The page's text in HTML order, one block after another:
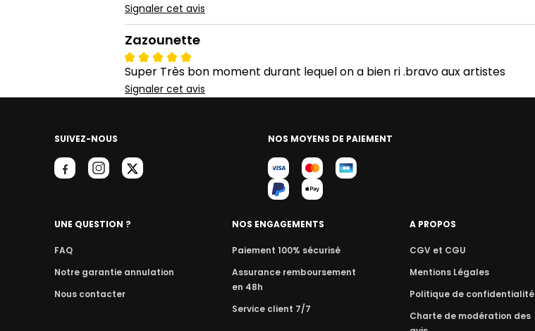
Signaler cet avis
Zazounette
Super Très bon moment durant lequel on a bien ri .bravo aux artistes
Signaler cet avis
SUIVEZ-NOUS NOS MOYENS DE PAIEMENT
UNE QUESTION ?
FAQ
Notre garantie annulation
Nous contacter
NOS ENGAGEMENTS
Paiement 100% sécurisé
Assurance remboursement
en 48h
Service client 7/7
A PROPOS
CGV et CGU
Mentions Légales
Politique de confidentialité
Charte de modération des